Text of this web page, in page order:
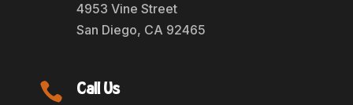
4953 Vine Street
San Diego, CA 92465
 Call Us